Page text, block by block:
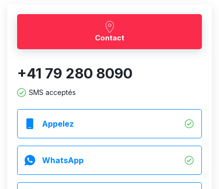
Contact
+41 79 280 8090
SMS acceptés
Appelez
WhatsApp